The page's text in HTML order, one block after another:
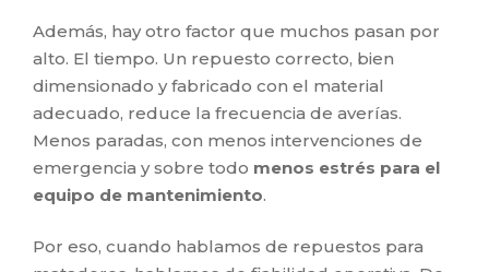
Además, hay otro factor que muchos pasan por
alto. El tiempo. Un repuesto correcto, bien
dimensionado y fabricado con el material
adecuado, reduce la frecuencia de averías.
Menos paradas, con menos intervenciones de
emergencia y sobre todo menos estrés para el
equipo de mantenimiento.
Por eso, cuando hablamos de repuestos para